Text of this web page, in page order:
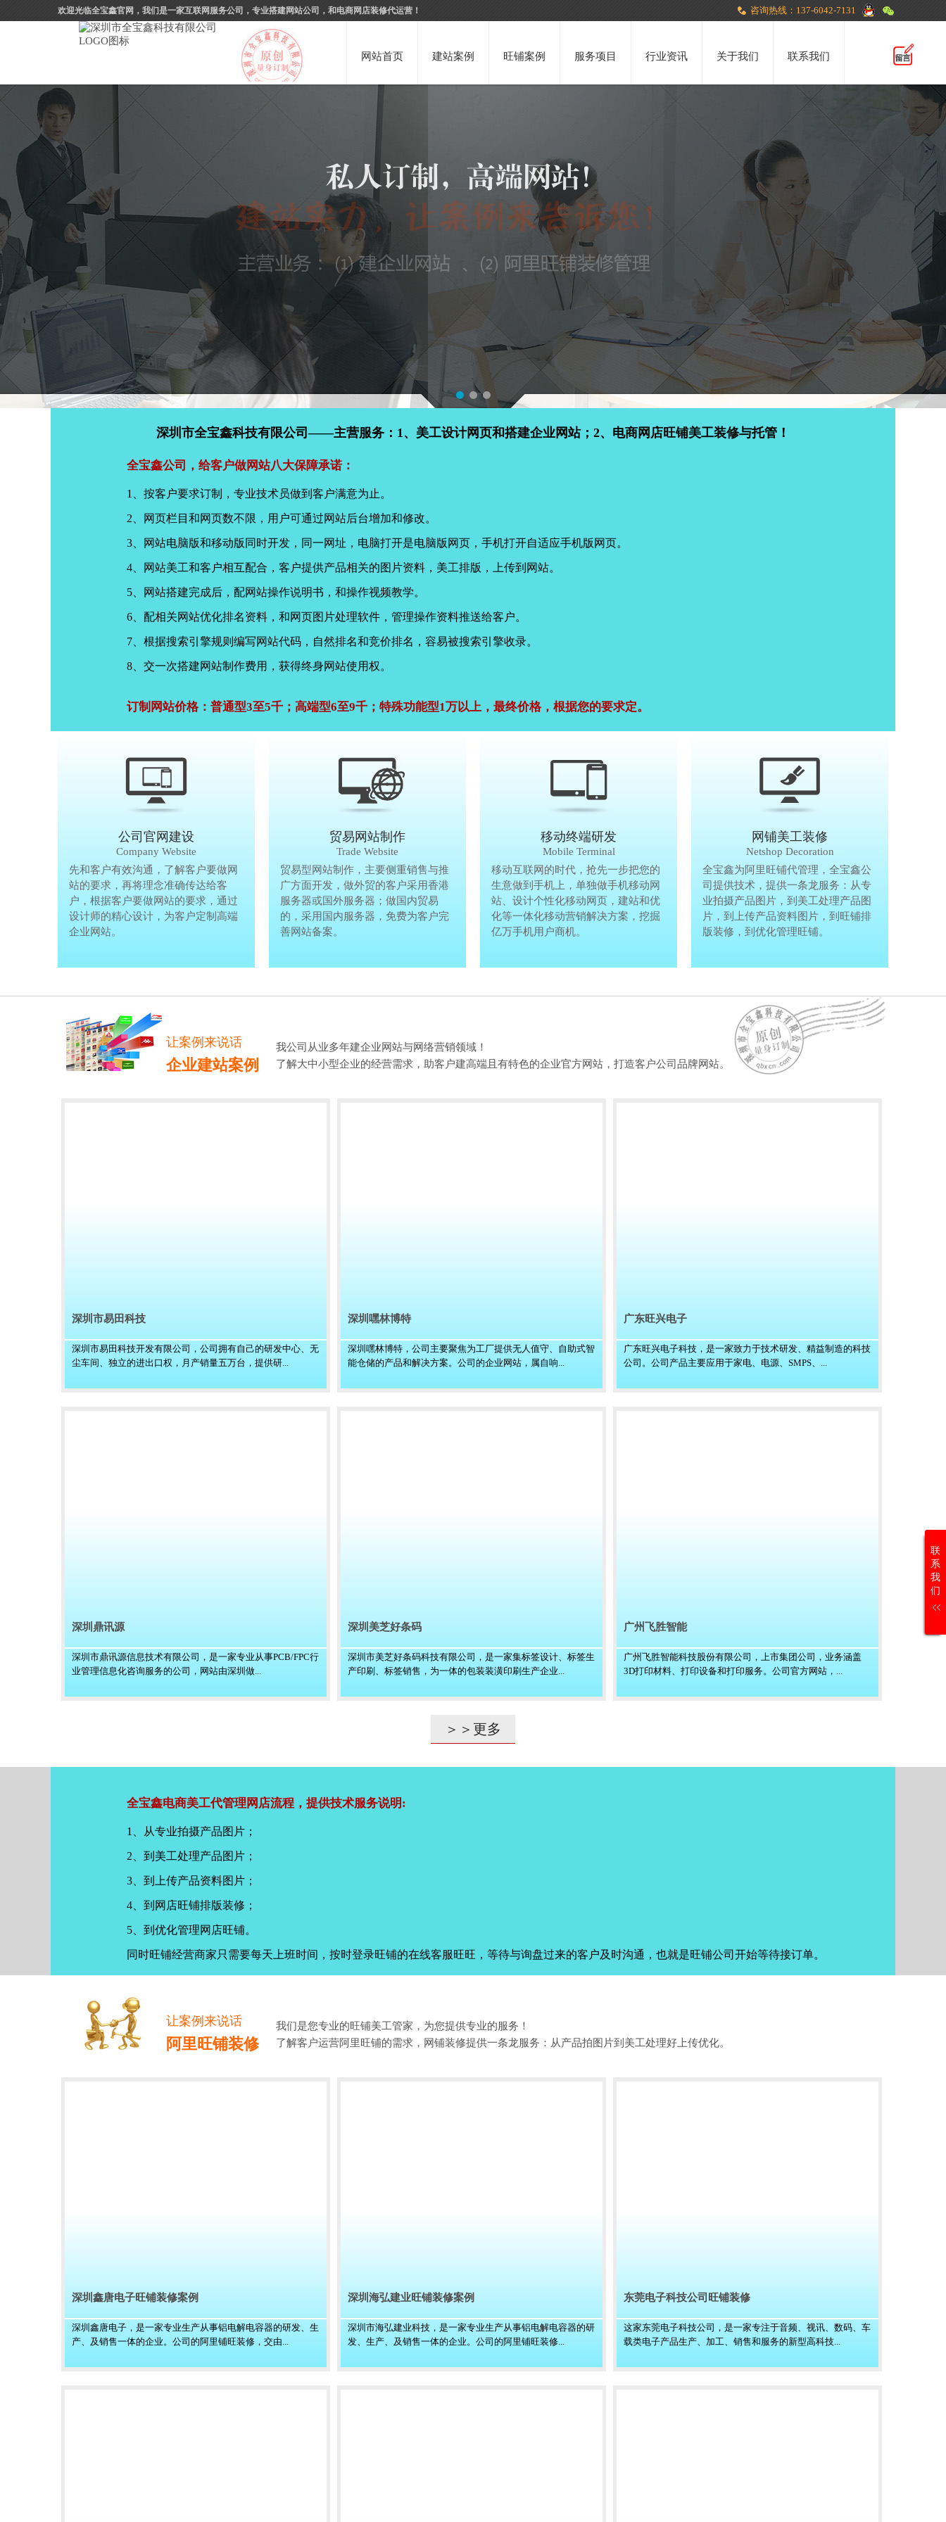
欢迎光临全宝鑫官网，我们是一家互联网服务公司，专业搭建网站公司，和电商网店装修代运营！ 咨询热线：137-6042-7131
网站首页 建站案例 旺铺案例 服务项目 行业资讯 关于我们 联系我们
深圳市全宝鑫科技有限公司——主营服务：1、美工设计网页和搭建企业网站；2、电商网店旺铺美工装修与托管！
全宝鑫公司，给客户做网站八大保障承诺：
1、按客户要求订制，专业技术员做到客户满意为止。
2、网页栏目和网页数不限，用户可通过网站后台增加和修改。
3、网站电脑版和移动版同时开发，同一网址，电脑打开是电脑版网页，手机打开自适应手机版网页。
4、网站美工和客户相互配合，客户提供产品相关的图片资料，美工排版，上传到网站。
5、网站搭建完成后，配网站操作说明书，和操作视频教学。
6、配相关网站优化排名资料，和网页图片处理软件，管理操作资料推送给客户。
7、根据搜索引擎规则编写网站代码，自然排名和竞价排名，容易被搜索引擎收录。
8、交一次搭建网站制作费用，获得终身网站使用权。
订制网站价格：普通型3至5千；高端型6至9千；特殊功能型1万以上，最终价格，根据您的要求定。
公司官网建设
Company Website
先和客户有效沟通，了解客户要做网
站的要求，再将理念准确传达给客
户，根据客户要做网站的要求，通过
设计师的精心设计，为客户定制高端
企业网站。
公司官网建设
Company Website
先和客户有效沟通，了解客户要做网
站的要求，再将理念准确传达给客
户，根据客户要做网站的要求，通过
设计师的精心设计，为客户定制高端
企业网站。
贸易网站制作
Trade Website
贸易型网站制作，主要侧重销售与推
广方面开发，做外贸的客户采用香港
服务器或国外服务器；做国内贸易
的，采用国内服务器，免费为客户完
善网站备案。
贸易网站制作
Trade Website
贸易型网站制作，主要侧重销售与推
广方面开发，做外贸的客户采用香港
服务器或国外服务器；做国内贸易
的，采用国内服务器，免费为客户完
善网站备案。
移动终端研发
Mobile Terminal
移动互联网的时代，抢先一步把您的
生意做到手机上，单独做手机移动网
站、设计个性化移动网页，建站和优
化等一体化移动营销解决方案，挖掘
亿万手机用户商机。
移动终端研发
Mobile Terminal
移动互联网的时代，抢先一步把您的
生意做到手机上，单独做手机移动网
站、设计个性化移动网页，建站和优
化等一体化移动营销解决方案，挖掘
亿万手机用户商机。
网铺美工装修
Netshop Decoration
全宝鑫为阿里旺铺代管理，全宝鑫公
司提供技术，提供一条龙服务：从专
业拍摄产品图片，到美工处理产品图
片，到上传产品资料图片，到旺铺排
版装修，到优化管理旺铺。
让案例来说话
企业建站案例
我公司从业多年建企业网站与网络营销领域！
了解大中小型企业的经营需求，助客户建高端且有特色的企业官方网站，打造客户公司品牌网站。
深圳市易田科技
深圳市易田科技开发有限公司，公司拥有自己的研发中心、无
尘车间、独立的进出口权，月产销量五万台，提供研...
深圳嘿林博特
深圳嘿林博特，公司主要聚焦为工厂提供无人值守、自助式智
能仓储的产品和解决方案。公司的企业网站，属自响...
广东旺兴电子
广东旺兴电子科技，是一家致力于技术研发、精益制造的科技
公司。公司产品主要应用于家电、电源、SMPS、...
深圳鼎讯源
深圳市鼎讯源信息技术有限公司，是一家专业从事PCB/FPC行
业管理信息化咨询服务的公司，网站由深圳做...
深圳美芝好条码
深圳市美芝好条码科技有限公司，是一家集标签设计、标签生
产印刷、标签销售，为一体的包装装潢印刷生产企业...
广州飞胜智能
广州飞胜智能科技股份有限公司，上市集团公司，业务涵盖
3D打印材料、打印设备和打印服务。公司官方网站，...
＞＞更多
全宝鑫电商美工代管理网店流程，提供技术服务说明:
1、从专业拍摄产品图片；
2、到美工处理产品图片；
3、到上传产品资料图片；
4、到网店旺铺排版装修；
5、到优化管理网店旺铺。
同时旺铺经营商家只需要每天上班时间，按时登录旺铺的在线客服旺旺，等待与询盘过来的客户及时沟通，也就是旺铺公司开始等待接订单。
让案例来说话
阿里旺铺装修
我们是您专业的旺铺美工管家，为您提供专业的服务！
了解客户运营阿里旺铺的需求，网铺装修提供一条龙服务：从产品拍图片到美工处理好上传优化。
深圳鑫唐电子旺铺装修案例
深圳鑫唐电子，是一家专业生产从事铝电解电容器的研发、生
产、及销售一体的企业。公司的阿里铺旺装修，交由...
深圳海弘建业旺铺装修案例
深圳市海弘建业科技，是一家专业生产从事铝电解电容器的研
发、生产、及销售一体的企业。公司的阿里铺旺装修...
东莞电子科技公司旺铺装修
这家东莞电子科技公司，是一家专注于音频、视讯、数码、车
载类电子产品生产、加工、销售和服务的新型高科技...
联
系
我
们